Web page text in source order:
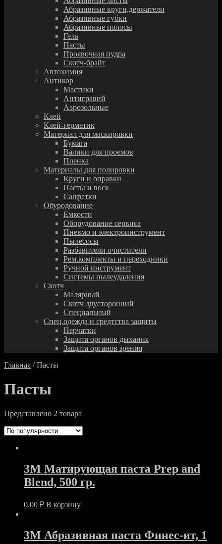
Абразивные круги,держатели
Абразивные губки
Абразивные полосы
Гель
Пасты
Проявочная пудра
Скотч-брайт
Автохимия
Антикор
Мастики
Антигравий
Аэрозольные
Клей
Клей-герметик
Материал для маскировки
Бумага
Валики для проемов
Пленка
Материалы для полировки
Круги и оправки
Пасты и воск
Салфетки
Обуродование
Емкости
Оборудование сервиса
Пневмо и электроинструмент
Пылесосы
Разбавители очистители
Рем.комплекты и переходники
Ручной инструмент
Системы пылеудаления
Скотч
Малярный
Скотч двусторонний
Специальный
Спец.одежда и средтства защиты
Перчатки
Защита органов дыхания
Защита органов зрения
Главная / Пасты
Пасты
Представлено 2 товара
3M Матирующая паста Prep and
Blend, 500 гр.
0.00 ₽ В корзину
3M Абразивная паста Финес-ит, 1